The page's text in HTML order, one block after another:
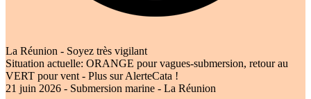
La Réunion - Soyez très vigilant
Situation actuelle: ORANGE pour vagues-submersion, retour au
VERT pour vent - Plus sur AlerteCata !
21 juin 2026 - Submersion marine - La Réunion